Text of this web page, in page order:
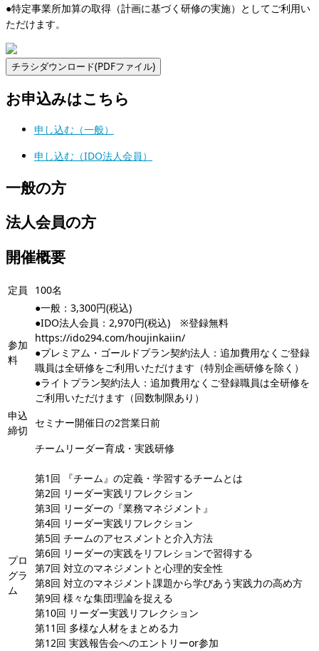
●特定事業所加算の取得（計画に基づく研修の実施）としてご利用い
ただけます。
お申込みはこちら
申し込む（一般）
申し込む（IDO法人会員）
一般の方
法人会員の方
開催概要
定員 100名
参加
料
●一般：3,300円(税込)
●IDO法人会員：2,970円(税込) ※登録無料
https://ido294.com/houjinkaiin/
●プレミアム・ゴールドプラン契約法人：追加費用なくご登録
職員は全研修をご利用いただけます（特別企画研修を除く）
●ライトプラン契約法人：追加費用なくご登録職員は全研修を
ご利用いただけます（回数制限あり）
申込
締切
セミナー開催日の2営業日前
プロ
グラ
ム
チームリーダー育成・実践研修
第1回 『チーム』の定義・学習するチームとは
第2回 リーダー実践リフレクション
第3回 リーダーの『業務マネジメント』
第4回 リーダー実践リフレクション
第5回 チームのアセスメントと介入方法
第6回 リーダーの実践をリフレションで習得する
第7回 対立のマネジメントと心理的安全性
第8回 対立のマネジメント課題から学びあう実践力の高め方
第9回 様々な集団理論を捉える
第10回 リーダー実践リフレクション
第11回 多様な人材をまとめる力
第12回 実践報告会へのエントリーor参加